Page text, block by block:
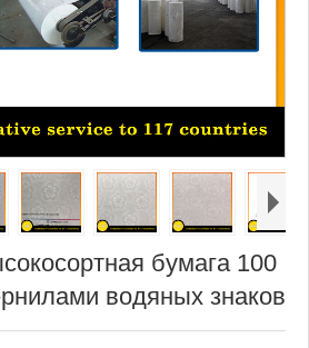
бумага 100
водяных знаков